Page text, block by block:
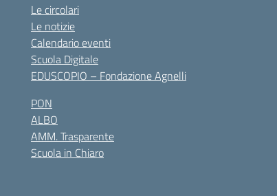
Le circolari
Le notizie
Calendario eventi
Scuola Digitale
EDUSCOPIO – Fondazione Agnelli
PON
ALBO
AMM. Trasparente
Scuola in Chiaro